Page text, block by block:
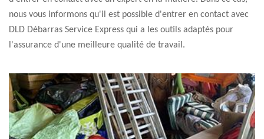
nous vous informons qu'il est possible d'entrer en contact avec
DLD Débarras Service Express qui a les outils adaptés pour
l'assurance d'une meilleure qualité de travail.